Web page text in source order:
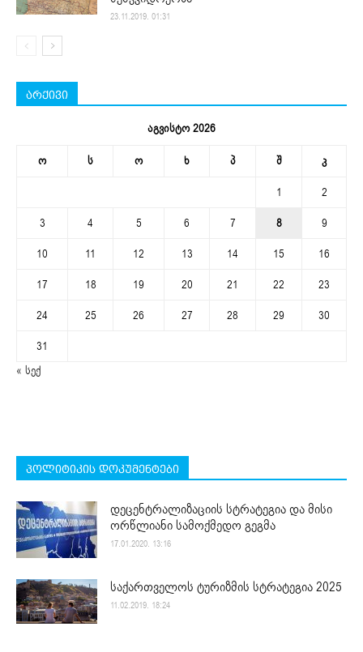
23.11.2019. 01:31
არქივი
აგვისტო 2026
ო ს ო ხ პ შ კ
1
2
3
4 5 6 7 8
9
10
11 12 13 14 15
16
17
18 19 20 21 22
23
24
25 26 27 28 29
30
31
« სექ
პოლიტიკის დოკუმენტები
დეცენტრალიზაციის სტრატეგია და მისი
ორწლიანი სამოქმედო გეგმა
17.01.2020. 13:16
საქართველოს ტურიზმის სტრატეგია 2025
11.02.2019. 18:24